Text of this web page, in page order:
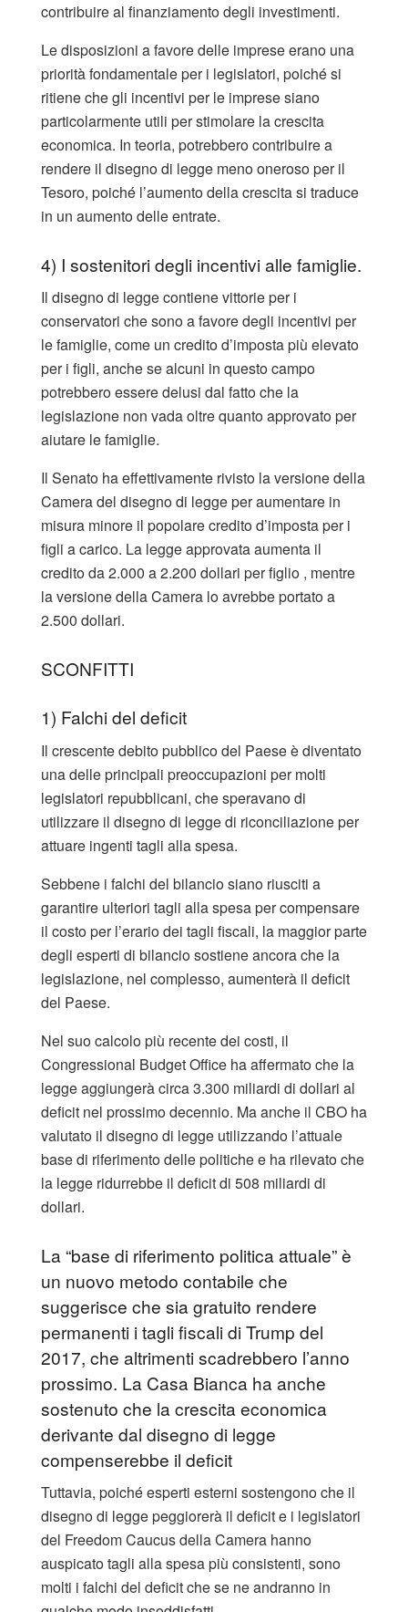
contribuire al finanziamento degli investimenti.
Le disposizioni a favore delle imprese erano una
priorità fondamentale per i legislatori, poiché si
ritiene che gli incentivi per le imprese siano
particolarmente utili per stimolare la crescita
economica. In teoria, potrebbero contribuire a
rendere il disegno di legge meno oneroso per il
Tesoro, poiché l’aumento della crescita si traduce
in un aumento delle entrate.
4) I sostenitori degli incentivi alle famiglie.
Il disegno di legge contiene vittorie per i
conservatori che sono a favore degli incentivi per
le famiglie, come un credito d’imposta più elevato
per i figli, anche se alcuni in questo campo
potrebbero essere delusi dal fatto che la
legislazione non vada oltre quanto approvato per
aiutare le famiglie.
Il Senato ha effettivamente rivisto la versione della
Camera del disegno di legge per aumentare in
misura minore il popolare credito d’imposta per i
figli a carico. La legge approvata aumenta il
credito da 2.000 a 2.200 dollari per figlio , mentre
la versione della Camera lo avrebbe portato a
2.500 dollari.
SCONFITTI
1) Falchi del deficit
Il crescente debito pubblico del Paese è diventato
una delle principali preoccupazioni per molti
legislatori repubblicani, che speravano di
utilizzare il disegno di legge di riconciliazione per
attuare ingenti tagli alla spesa.
Sebbene i falchi del bilancio siano riusciti a
garantire ulteriori tagli alla spesa per compensare
il costo per l’erario dei tagli fiscali, la maggior parte
degli esperti di bilancio sostiene ancora che la
legislazione, nel complesso, aumenterà il deficit
del Paese.
Nel suo calcolo più recente dei costi, il
Congressional Budget Office ha affermato che la
legge aggiungerà circa 3.300 miliardi di dollari al
deficit nel prossimo decennio. Ma anche il CBO ha
valutato il disegno di legge utilizzando l’attuale
base di riferimento delle politiche e ha rilevato che
la legge ridurrebbe il deficit di 508 miliardi di
dollari.
La “base di riferimento politica attuale” è
un nuovo metodo contabile che
suggerisce che sia gratuito rendere
permanenti i tagli fiscali di Trump del
2017, che altrimenti scadrebbero l’anno
prossimo. La Casa Bianca ha anche
sostenuto che la crescita economica
derivante dal disegno di legge
compenserebbe il deficit
Tuttavia, poiché esperti esterni sostengono che il
disegno di legge peggiorerà il deficit e i legislatori
del Freedom Caucus della Camera hanno
auspicato tagli alla spesa più consistenti, sono
molti i falchi del deficit che se ne andranno in